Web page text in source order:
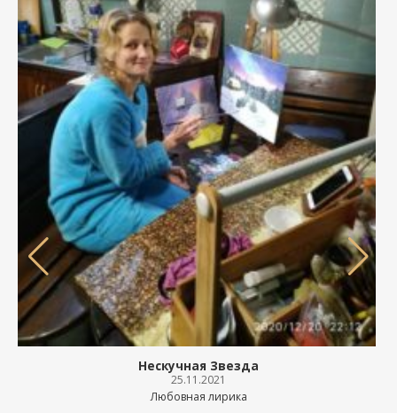
Нескучная Звезда
25.11.2021
Любовная лирика